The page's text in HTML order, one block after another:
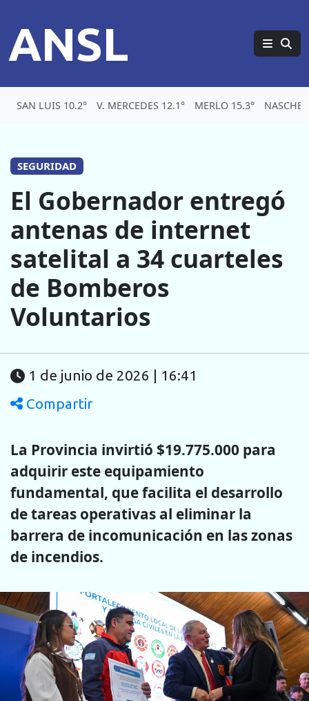
ANSL
SAN LUIS 10.2° V. MERCEDES 12.1° MERLO 15.3°
SEGURIDAD
El Gobernador entregó
antenas de internet
satelital a 34 cuarteles
de Bomberos
Voluntarios
1 de junio de 2026 | 16:41
Compartir
La Provincia invirtió $19.775.000 para
adquirir este equipamiento
fundamental, que facilita el desarrollo
de tareas operativas al eliminar la
barrera de incomunicación en las zonas
de incendios.